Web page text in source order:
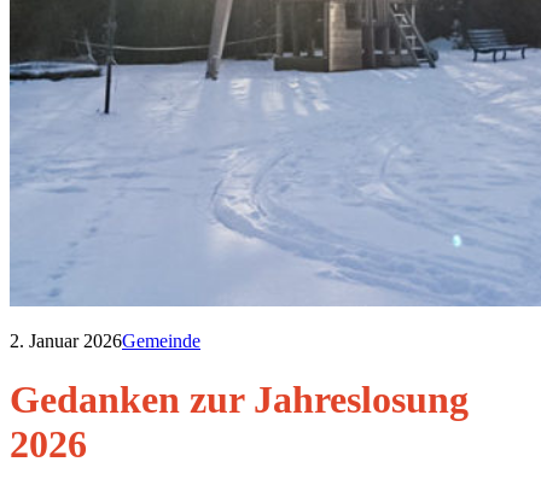
2. Januar 2026Gemeinde
Gedanken zur Jahreslosung
2026